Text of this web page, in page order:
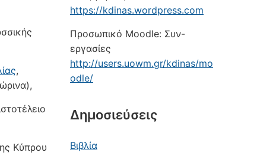
,
Κύπρου
https://kdinas.wordpress.com
Προσωπικό Moodle: Συν-
εργασίες
http://users.uowm.gr/kdinas/mo
odle/
Δημοσιεύσεις
Βιβλία